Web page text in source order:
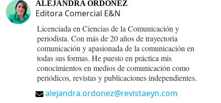
ALEJANDRA ORDOÑEZ
Editora Comercial E&N
Licenciada en Ciencias de la Comunicación y
periodista. Con más de 20 años de trayectoria
comunicación y apasionada de la comunicación en
todas sus formas. He puesto en práctica mis
conocimientos en medios de comunicación como
periódicos, revistas y publicaciones independientes.
alejandra.ordonez@revistaeyn.com